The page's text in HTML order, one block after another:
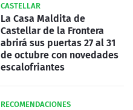
CASTELLAR
La Casa Maldita de
Castellar de la Frontera
abrirá sus puertas 27 al 31
de octubre con novedades
escalofriantes
RECOMENDACIONES